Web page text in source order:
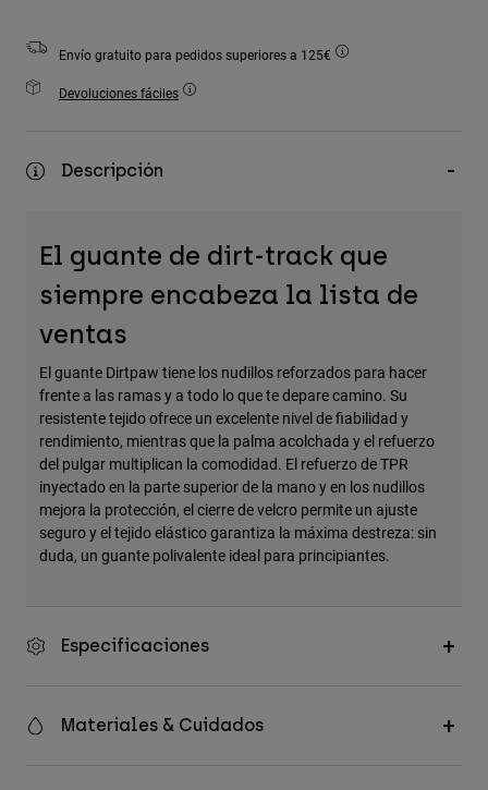
Ver Todo
Bolsas y Mochilas
Ver todo
Envío gratuito para pedidos superiores a 125€
Devoluciones fáciles
Descripción
El guante de dirt-track que
siempre encabeza la lista de
ventas
El guante Dirtpaw tiene los nudillos reforzados para hacer
frente a las ramas y a todo lo que te depare camino. Su
resistente tejido ofrece un excelente nivel de fiabilidad y
rendimiento, mientras que la palma acolchada y el refuerzo
del pulgar multiplican la comodidad. El refuerzo de TPR
inyectado en la parte superior de la mano y en los nudillos
mejora la protección, el cierre de velcro permite un ajuste
seguro y el tejido elástico garantiza la máxima destreza: sin
duda, un guante polivalente ideal para principiantes.
Especificaciones
Materiales & Cuidados